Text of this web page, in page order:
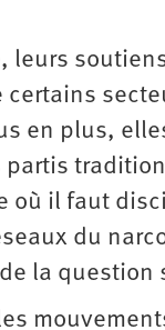
certains
en plus,
où il faut
du
la question